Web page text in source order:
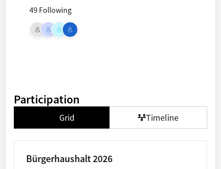
49 Following
Participation
Grid Timeline
Bürgerhaushalt 2026